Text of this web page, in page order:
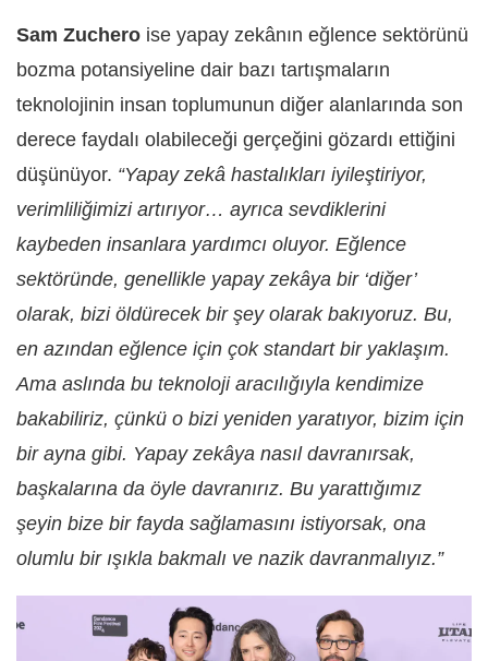
Sam Zuchero ise yapay zekânın eğlence sektörünü
bozma potansiyeline dair bazı tartışmaların
teknolojinin insan toplumunun diğer alanlarında son
derece faydalı olabileceği gerçeğini gözardı ettiğini
düşünüyor. “Yapay zekâ hastalıkları iyileştiriyor,
verimliliğimizi artırıyor… ayrıca sevdiklerini
kaybeden insanlara yardımcı oluyor. Eğlence
sektöründe, genellikle yapay zekâya bir ‘diğer’
olarak, bizi öldürecek bir şey olarak bakıyoruz. Bu,
en azından eğlence için çok standart bir yaklaşım.
Ama aslında bu teknoloji aracılığıyla kendimize
bakabiliriz, çünkü o bizi yeniden yaratıyor, bizim için
bir ayna gibi. Yapay zekâya nasıl davranırsak,
başkalarına da öyle davranırız. Bu yarattığımız
şeyin bize bir fayda sağlamasını istiyorsak, ona
olumlu bir ışıkla bakmalı ve nazik davranmalıyız.”